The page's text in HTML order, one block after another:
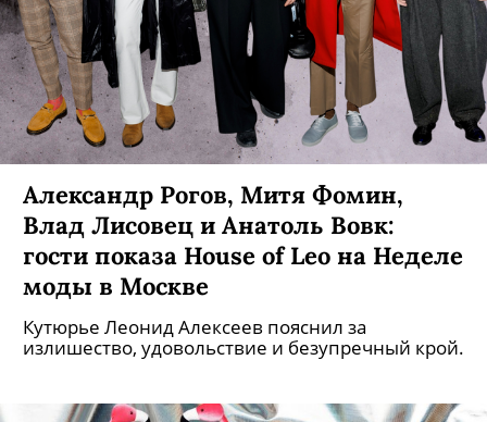
Александр Рогов, Митя Фомин,
Влад Лисовец и Анатоль Вовк:
гости показа House of Leo на Неделе
моды в Москве
Кутюрье Леонид Алексеев пояснил за
излишество, удовольствие и безупречный крой.